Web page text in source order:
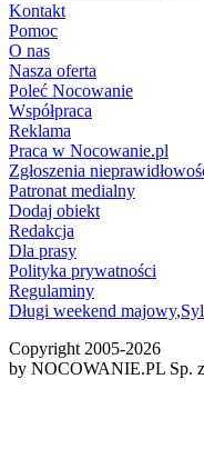
Kontakt
Pomoc
O nas
Nasza oferta
Poleć Nocowanie
Współpraca
Reklama
Praca w Nocowanie.pl
Zgłoszenia
Patronat medialny
Dodaj obiekt
Redakcja
Dla prasy
Polityka prywatności
Regulaminy
Długi weekend majowy,
Copyright 2005-2026
by NOCOWANIE.PL Sp.